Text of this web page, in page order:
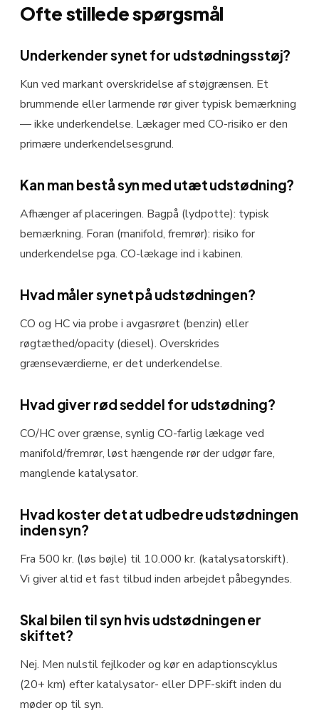
Ofte stillede spørgsmål
Underkender synet for udstødningsstøj?
Kun ved markant overskridelse af støjgrænsen. Et
brummende eller larmende rør giver typisk bemærkning
— ikke underkendelse. Lækager med CO-risiko er den
primære underkendelsesgrund.
Kan man bestå syn med utæt udstødning?
Afhænger af placeringen. Bagpå (lydpotte): typisk
bemærkning. Foran (manifold, fremrør): risiko for
underkendelse pga. CO-lækage ind i kabinen.
Hvad måler synet på udstødningen?
CO og HC via probe i avgasrøret (benzin) eller
røgtæthed/opacity (diesel). Overskrides
grænseværdierne, er det underkendelse.
Hvad giver rød seddel for udstødning?
CO/HC over grænse, synlig CO-farlig lækage ved
manifold/fremrør, løst hængende rør der udgør fare,
manglende katalysator.
Hvad koster det at udbedre udstødningen
inden syn?
Fra 500 kr. (løs bøjle) til 10.000 kr. (katalysatorskift).
Vi giver altid et fast tilbud inden arbejdet påbegyndes.
Skal bilen til syn hvis udstødningen er
skiftet?
Nej. Men nulstil fejlkoder og kør en adaptionscyklus
(20+ km) efter katalysator- eller DPF-skift inden du
møder op til syn.